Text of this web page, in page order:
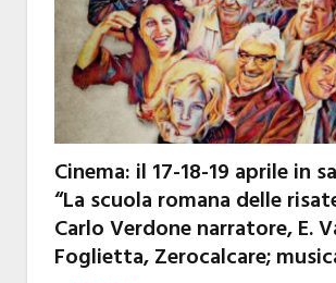
Cinema: il 17-18-19 aprile in
“La scuola romana delle
Carlo Verdone narratore, E.
Foglietta, Zerocalcare;